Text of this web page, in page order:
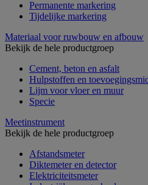
Permanente markering
Tijdelijke markering
Materiaal voor ruwbouw en afbouw
Bekijk de hele productgroep
Cement, beton en asfalt
Hulpstoffen en
Lijm voor vloer en muur
Specie
Meetinstrument
Bekijk de hele productgroep
Afstandsmeter
Diktemeter en detector
Elektriciteitsmeter